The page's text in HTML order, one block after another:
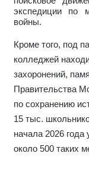
экспедиции по
войны.
Кроме того, под
колледжей
захоронений,
Правительства
по сохранению
15 тыс.
начала 2026
около 500 таких